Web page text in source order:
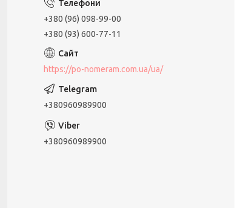
+380 (96) 098-99-00
+380 (93) 600-77-11
https://po-nomeram.com.ua/ua/
+380960989900
+380960989900